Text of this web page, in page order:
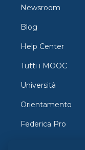
Newsroom
Blog
Help Center
Tutti i MOOC
Università
Orientamento
Federica Pro